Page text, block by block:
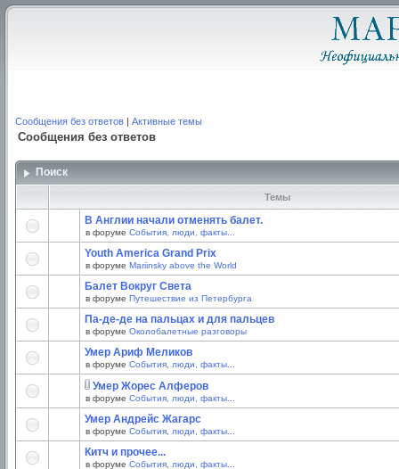
Сообщения без ответов | Активные темы
Сообщения без ответов
Поиск
Темы
В Англии начали отменять балет.
в форуме События, люди, факты...
Youth America Grand Prix
в форуме Mariinsky above the World
Балет Вокруг Света
в форуме Путешествие из Петербурга
Па-де-де на пальцах и для пальцев
в форуме Околобалетные разговоры
Умер Ариф Меликов
в форуме События, люди, факты...
Умер Жорес Алферов
в форуме События, люди, факты...
Умер Андрейс Жагарс
в форуме События, люди, факты...
Китч и прочее...
в форуме События, люди, факты...